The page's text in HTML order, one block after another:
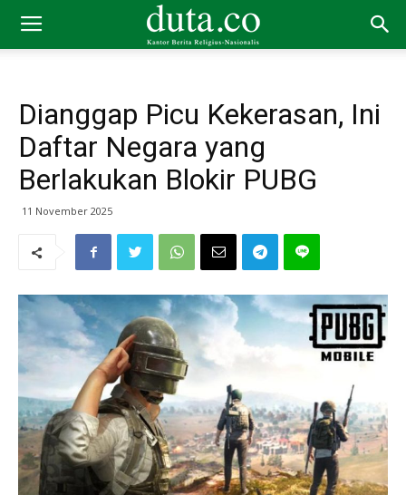
Dianggap Picu Kekerasan, Ini
Daftar Negara yang
Berlakukan Blokir PUBG
11 November 2025